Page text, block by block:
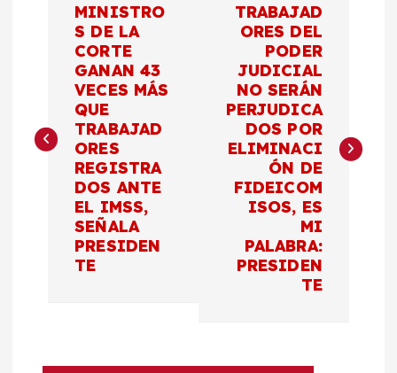
e
MINISTRO
S DE LA
CORTE
GANAN 43
VECES MÁS
QUE
TRABAJAD
ORES
REGISTRA
DOS ANTE
EL IMSS,
SEÑALA
PRESIDEN
TE
TRABAJAD
ORES DEL
PODER
JUDICIAL
NO SERÁN
PERJUDICA
DOS POR
ELIMINACI
ÓN DE
FIDEICOM
ISOS, ES
MI
PALABRA:
PRESIDEN
TE